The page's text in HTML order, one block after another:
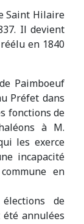
Saint Hilaire
Il devient
en 1840
Paimboeuf
Préfet dans
fonctions de
à M.
les exerce
incapacité
en
de
annulées